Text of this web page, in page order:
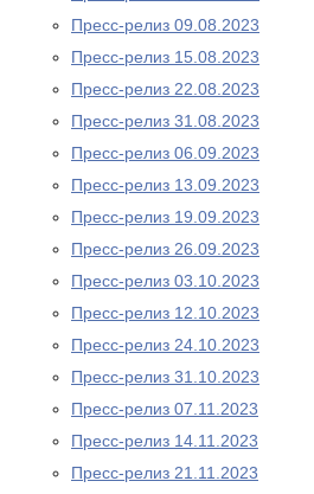
Пресс-релиз 09.08.2023
Пресс-релиз 15.08.2023
Пресс-релиз 22.08.2023
Пресс-релиз 31.08.2023
Пресс-релиз 06.09.2023
Пресс-релиз 13.09.2023
Пресс-релиз 19.09.2023
Пресс-релиз 26.09.2023
Пресс-релиз 03.10.2023
Пресс-релиз 12.10.2023
Пресс-релиз 24.10.2023
Пресс-релиз 31.10.2023
Пресс-релиз 07.11.2023
Пресс-релиз 14.11.2023
Пресс-релиз 21.11.2023